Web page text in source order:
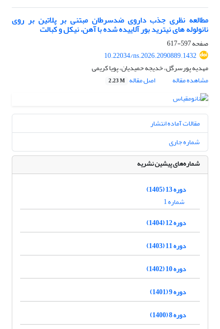
مطالعه نظری جذب داروی ضدسرطان مبتنی بر پلاتین بر روی
نانولوله های نیترید بور آلاییده شده با آهن، نیکل و کبالت
صفحه597-617
10.22034/ns.2026.2090889.1432
مهدیه پورسرگل، خدیجه حمیدیان، پویا کریمی
مشاهده مقاله
اصل مقاله 2.23 M
مقالات آماده انتشار
شماره جاری
شماره‌های پیشین نشریه
دوره 13 (1405)
شماره 1
دوره 12 (1404)
دوره 11 (1403)
دوره 10 (1402)
دوره 9 (1401)
دوره 8 (1400)